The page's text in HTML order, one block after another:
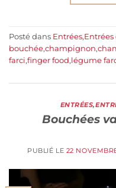
Posté dans Entrées,Entrées
bouchée,champignon,
farci,finger food,légume
ENTRÉES,
Bouchées
PUBLIÉ LE 22